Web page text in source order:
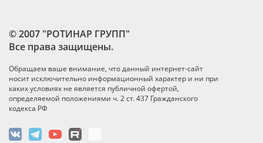
© 2007 "РОТИНАР ГРУПП"
Все права защищены.
Обращаем ваше внимание, что данный интернет-сайт
носит исключительно информационный характер и ни при
каких условиях не является публичной офертой,
определяемой положениями ч. 2 ст. 437 Гражданского
кодекса РФ